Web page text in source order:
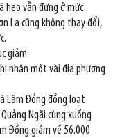
heo vẫn đứng ở mức
La cũng không thay đổi,
giảm
nhận một vài địa phương
Lâm Đồng đồng loạt
Ngãi cùng xuống
Đồng giảm về 56.000